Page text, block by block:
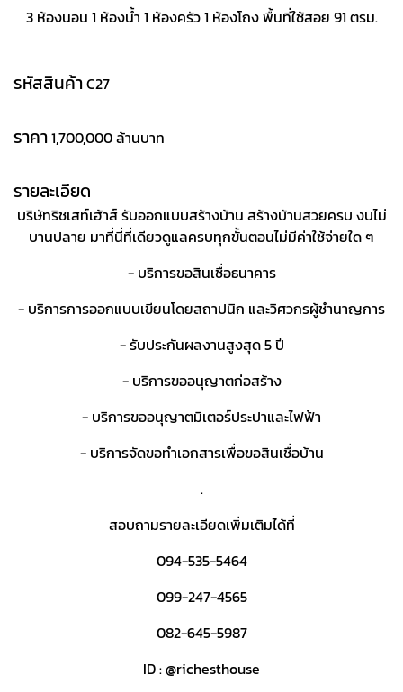
3 ห้องนอน 1 ห้องน้ำ 1 ห้องครัว 1 ห้องโถง พื้นที่ใช้สอย 91 ตรม.
รหัสสินค้าC27
ราคา1,700,000 ล้านบาท
รายละเอียด
บริษัทริชเสท์เฮ้าส์ รับออกแบบสร้างบ้าน สร้างบ้านสวยครบ งบไม่
บานปลาย มาที่นี่ที่เดียวดูแลครบทุกขั้นตอนไม่มีค่าใช้จ่ายใด ๆ
- บริการขอสินเชื่อธนาคาร
- บริการการออกแบบเขียนโดยสถาปนิก และวิศวกรผู้ชำนาญการ
- รับประกันผลงานสูงสุด 5 ปี
- บริการขออนุญาตก่อสร้าง
- บริการขออนุญาตมิเตอร์ประปาและไฟฟ้า
- บริการจัดขอทำเอกสารเพื่อขอสินเชื่อบ้าน
.
สอบถามรายละเอียดเพิ่มเติมได้ที่
094-535-5464
099-247-4565
082-645-5987
ID : @richesthouse